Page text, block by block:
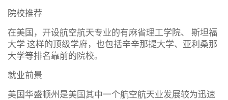
院校推荐
在美国，开设航空航天专业的有麻省理工学院、 斯坦福
大学 这样的顶级学府，也包括辛辛那提大学、亚利桑那
大学等排名靠前的院校。
就业前景
美国华盛顿州是美国其中一个航空航天业发展较为迅速